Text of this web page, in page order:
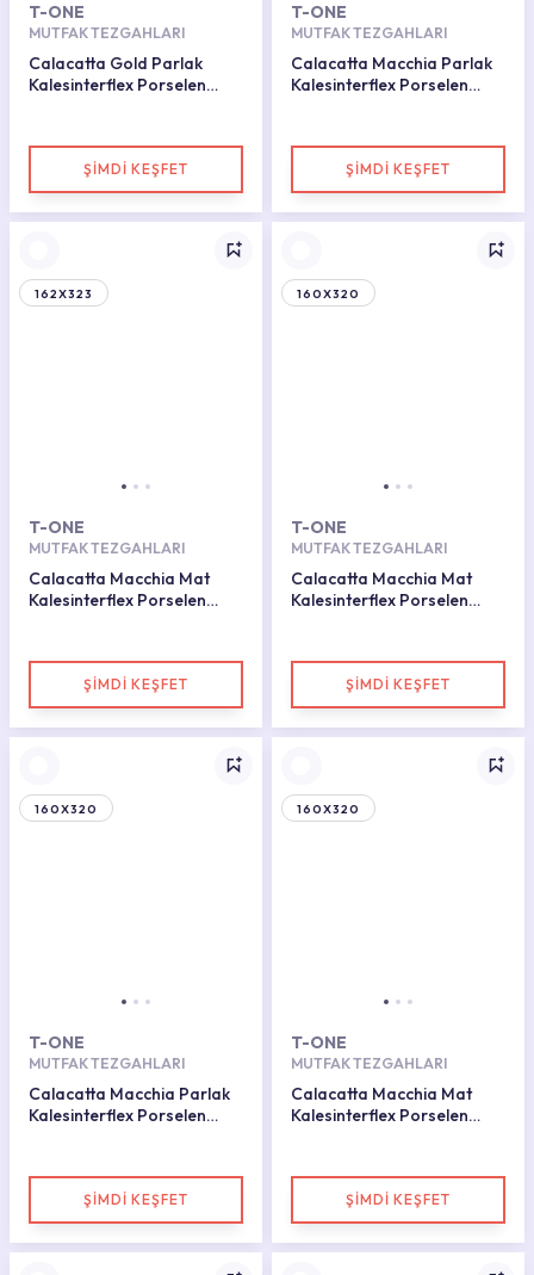
T-ONE
MUTFAK TEZGAHLARI
Calacatta Gold Parlak
Kalesinterflex Porselen
ŞİMDİ KEŞFET
T-ONE
MUTFAK TEZGAHLARI
Calacatta Macchia Parlak
Kalesinterflex Porselen
ŞİMDİ KEŞFET
162X323
T-ONE
MUTFAK TEZGAHLARI
Calacatta Macchia Mat
Kalesinterflex Porselen
ŞİMDİ KEŞFET
160X320
T-ONE
MUTFAK TEZGAHLARI
Calacatta Macchia Mat
Kalesinterflex Porselen
ŞİMDİ KEŞFET
160X320
T-ONE
MUTFAK TEZGAHLARI
Calacatta Macchia Parlak
Kalesinterflex Porselen
ŞİMDİ KEŞFET
160X320
T-ONE
MUTFAK TEZGAHLARI
Calacatta Macchia Mat
Kalesinterflex Porselen
ŞİMDİ KEŞFET